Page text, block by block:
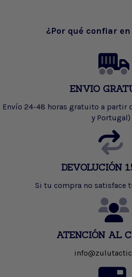
¿Por qué confiar
ENVIO
Envío 24-48 horas gratuito a partir
y Portugal)
DEVOLUCIÓN
Si tu compra no satisface
ATENCIÓN AL